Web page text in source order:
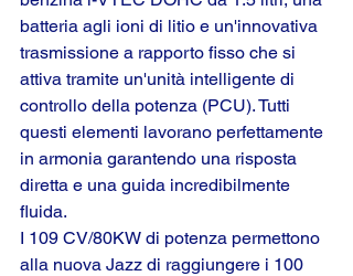
batteria agli ioni di litio e un'innovativa
trasmissione a rapporto fisso che si
attiva tramite un'unità intelligente di
controllo della potenza (PCU). Tutti
questi elementi lavorano perfettamente
in armonia garantendo una risposta
diretta e una guida incredibilmente
fluida.
I 109 CV/80KW di potenza permettono
alla nuova Jazz di raggiungere i 100